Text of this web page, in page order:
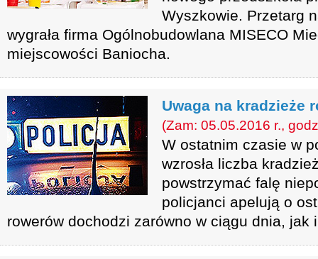
Wyszkowie. Przetarg
wygrała firma Ogólnobudowlana MISECO
miejscowości Baniocha.
Uwaga na kradzieże
(Zam: 05.05.2016 r.,
W ostatnim czasie w
wzrosła liczba
powstrzymać falę
policjanci apelują o
rowerów dochodzi zarówno w ciągu dnia, jak